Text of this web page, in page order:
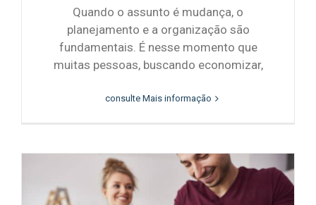
Quando o assunto é mudança, o
planejamento e a organização são
fundamentais. É nesse momento que
muitas pessoas, buscando economizar,
consulte Mais informação